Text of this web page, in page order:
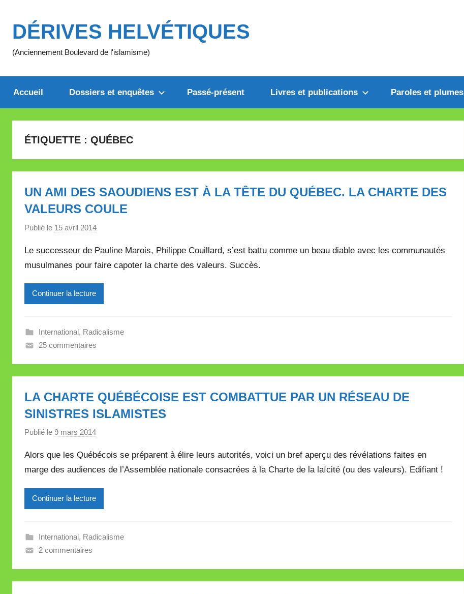
contenu
DÉRIVES HELVÉTIQUES
(Anciennement Boulevard de l'islamisme)
Accueil Dossiers et enquêtes Passé-présent Livres et publications Paroles et plumes
ÉTIQUETTE : QUÉBEC
UN AMI DES SAOUDIENS EST À LA TÊTE DU QUÉBEC. LA CHARTE DES
VALEURS COULE
Publié le 15 avril 2014
r
M
e
l
l
t
Le successeur de Pauline Marois, Philippe Couillard, s’est battu comme un beau diable avec les communautés
musulmanes pour faire capoter la charte des valeurs. Succès.
Continuer la lecture
International, Radicalisme
25 commentaires
LA CHARTE QUÉBÉCOISE EST COMBATTUE PAR UN RÉSEAU DE
SINISTRES ISLAMISTES
Publié le 9 mars 2014
r
M
e
l
Alors que les Québécois se préparent à élire leurs autorités, voici un bref aperçu des révélations faites en
marge des audiences de l’Assemblée nationale consacrées à la Charte de la laïcité (ou des valeurs). Edifiant !
Continuer la lecture
International, Radicalisme
2 commentaires